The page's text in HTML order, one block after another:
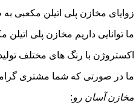
زوایای مخازن پلی اتیلن مکعبی
ما توانایی داریم مخازن پلی اتیلن مکعبی از حجم 1000 لیتر تا 140.000 لیتر به طور
اکستروژن با رنگ های مختلف
ما در صورتی که شما مشتری
مخازن آسان رو: